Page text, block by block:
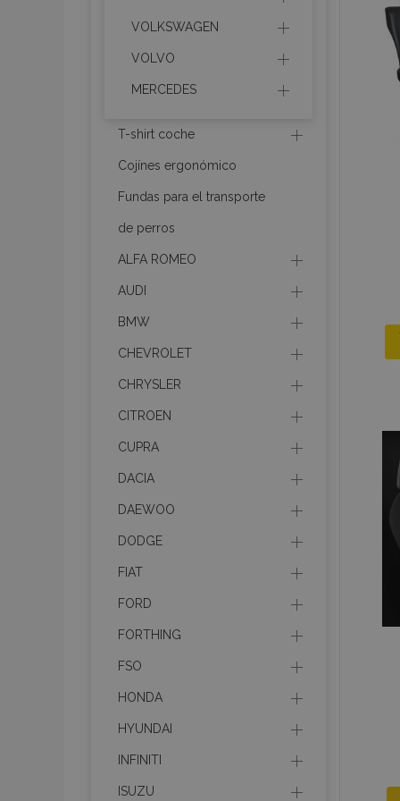
VOLKSWAGEN
VOLVO
MERCEDES
T-shirt coche
Cojínes ergonómico
Fundas para el transporte
de perros
ALFA ROMEO
AUDI
BMW
CHEVROLET
CHRYSLER
CITROEN
CUPRA
DACIA
DAEWOO
DODGE
FIAT
FORD
FORTHING
FSO
HONDA
HYUNDAI
INFINITI
ISUZU
mage-